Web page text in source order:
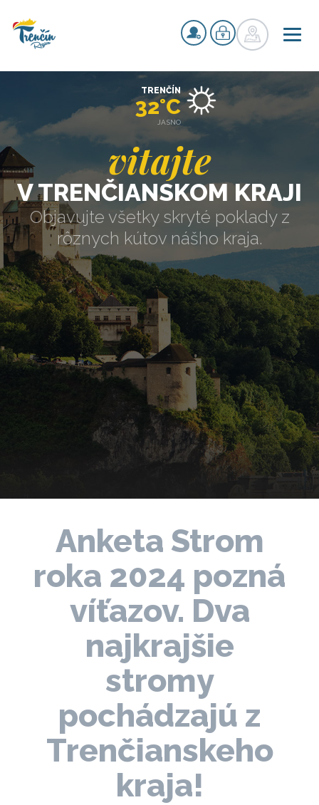
vitajte
V TRENČIANSKOM KRAJI
Objavujte všetky skryté poklady z
rôznych kútov nášho kraja.
TRENČÍN
32°C
JASNO
Anketa Strom
roka 2024 pozná
víťazov. Dva
najkrajšie
stromy
pochádzajú z
Trenčianskeho
kraja!